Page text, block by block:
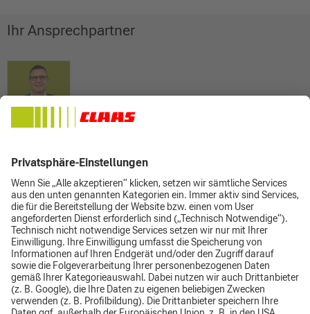
Ihr Ansprechpartner
08631 16756-53
0162 2824559
christian.heinzlsperger@claas-sob.de